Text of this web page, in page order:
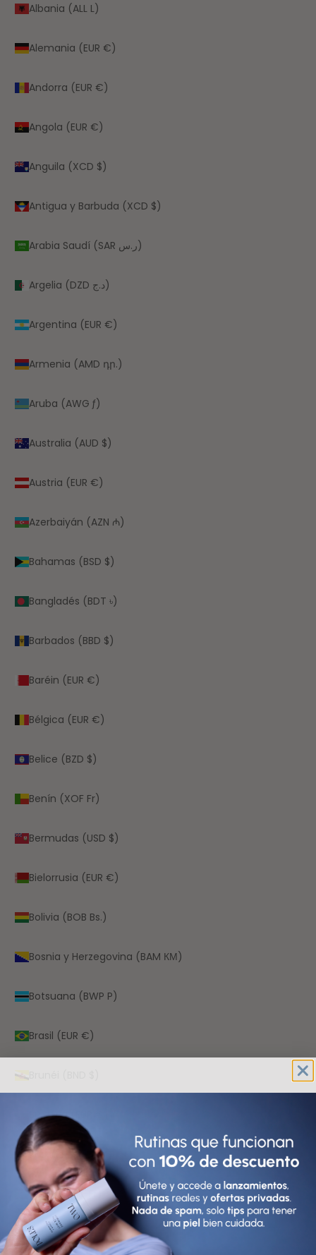
Albania (ALL L)
Alemania (EUR €)
Andorra (EUR €)
Angola (EUR €)
Anguila (XCD $)
Antigua y Barbuda (XCD $)
Arabia Saudí (SAR ر.س)
Argelia (DZD د.ج)
Argentina (EUR €)
Armenia (AMD դր.)
Aruba (AWG ƒ)
Australia (AUD $)
Austria (EUR €)
Azerbaiyán (AZN ₼)
Bahamas (BSD $)
Bangladés (BDT ৳)
Barbados (BBD $)
Baréin (EUR €)
Bélgica (EUR €)
Belice (BZD $)
Benín (XOF Fr)
Bermudas (USD $)
Bielorrusia (EUR €)
Bolivia (BOB Bs.)
Bosnia y Herzegovina (BAM КМ)
Botsuana (BWP P)
Brasil (EUR €)
Bulgaria (EUR €)
Burkina Faso (XOF Fr)
Burundi (BIF Fr)
Bután (EUR €)